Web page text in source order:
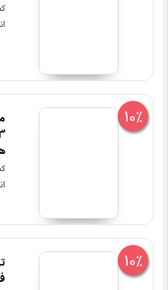
10%
10%